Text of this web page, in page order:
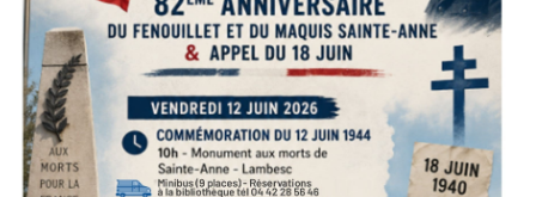
VIE SOCIALE ET EMPLOI
Seniors
CCAS
Logement